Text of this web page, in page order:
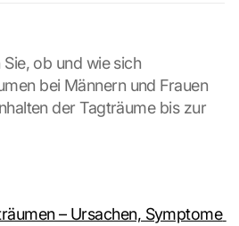
ob und wie sich
bei Männern und Frauen
der Tagträume bis zur
– Ursachen, Symptome